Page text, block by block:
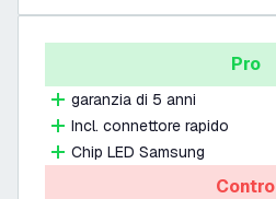
Pro
garanzia di 5 anni
Incl. connettore rapido
Chip LED Samsung
Contro